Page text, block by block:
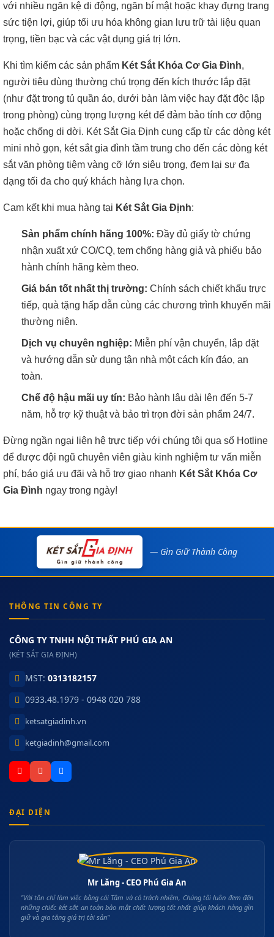
với nhiều ngăn kệ di động, ngăn bí mật hoặc khay đựng trang
sức tiện lợi, giúp tối ưu hóa không gian lưu trữ tài liệu quan
trọng, tiền bạc và các vật dụng giá trị lớn.
Khi tìm kiếm các sản phẩm Két Sắt Khóa Cơ Gia Đình,
người tiêu dùng thường chú trọng đến kích thước lắp đặt
(như đặt trong tủ quần áo, dưới bàn làm việc hay đặt độc lập
trong phòng) cùng trọng lượng két để đảm bảo tính cơ động
hoặc chống di dời. Két Sắt Gia Định cung cấp từ các dòng két
mini nhỏ gọn, két sắt gia đình tầm trung cho đến các dòng két
sắt văn phòng tiệm vàng cỡ lớn siêu trọng, đem lại sự đa
dạng tối đa cho quý khách hàng lựa chọn.
Cam kết khi mua hàng tại Két Sắt Gia Định:
Sản phẩm chính hãng 100%: Đầy đủ giấy tờ chứng
nhận xuất xứ CO/CQ, tem chống hàng giả và phiếu bảo
hành chính hãng kèm theo.
Giá bán tốt nhất thị trường: Chính sách chiết khấu trực
tiếp, quà tặng hấp dẫn cùng các chương trình khuyến mãi
thường niên.
Dịch vụ chuyên nghiệp: Miễn phí vận chuyển, lắp đặt
và hướng dẫn sử dụng tận nhà một cách kín đáo, an
toàn.
Chế độ hậu mãi uy tín: Bảo hành lâu dài lên đến 5-7
năm, hỗ trợ kỹ thuật và bảo trì trọn đời sản phẩm 24/7.
Đừng ngần ngại liên hệ trực tiếp với chúng tôi qua số Hotline
để được đội ngũ chuyên viên giàu kinh nghiệm tư vấn miễn
phí, báo giá ưu đãi và hỗ trợ giao nhanh Két Sắt Khóa Cơ
Gia Đình ngay trong ngày!
— Gìn Giữ Thành Công
THÔNG TIN CÔNG TY
CÔNG TY TNHH NỘI THẤT PHÚ GIA AN
(KÉT SẮT GIA ĐỊNH)
MST: 0313182157
0933.48.1979 - 0948 020 788
ketsatgiadinh.vn
ketgiadinh@gmail.com
ĐẠI DIỆN
Mr Lăng - CEO Phú Gia An
"Với tôn chỉ làm việc bằng cái Tâm và có trách nhiệm, Chúng tôi luôn đem đến
những chiếc két sắt an toàn bảo mật chất lượng tốt nhất giúp khách hàng gìn
giữ và gia tăng giá trị tài sản"